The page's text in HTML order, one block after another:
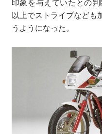
印象を与えていたとの
以上でストライプなども
うようになった。